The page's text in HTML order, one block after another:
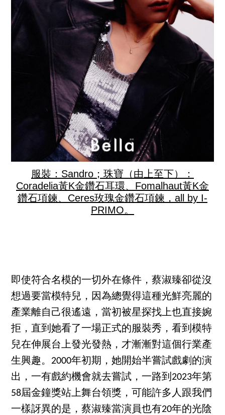
服裝：Sandro；珠寶（由上至下）：
Coradelia黃K金鑽石耳環、Fomalhaut黃K金
鑽石項鍊、Ceres玫瑰金鑽石項鍊，all by I-
PRIMO。
即使符合名模的一切外在條件，蔡淑臻卻從沒
想過要當模特兒，因為總覺得這種光鮮亮麗的
產業離自己很遙遠，當初被星探找上也直接婉
拒，直到她看了一場正式的服裝秀，看到模特
兒在伸展台上發光發熱，才漸漸對這個行業產
生興趣。2000年初期，她開始半嘗試戲劇的演
出，一有戲約機會就去嘗試，一路到2023年第
58屆金鐘獎站上舞台領獎，可能許多人跟我們
一樣訝異的是，蔡淑臻當演員也有20年的光陰